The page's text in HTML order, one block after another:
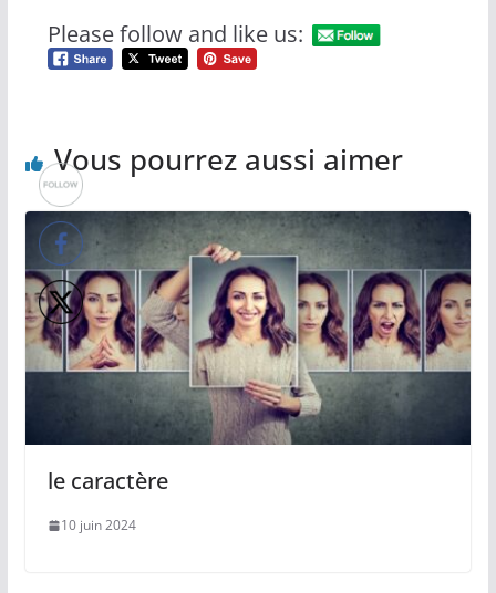
Please follow and like us:
Vous pourrez aussi aimer
le caractère
10 juin 2024